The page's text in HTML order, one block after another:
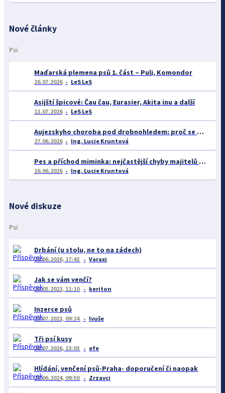
Nové články
Psi
Maďarská plemena psů 1. část – Puli, Komondor
26.07.2026 LeS LeS
Asijští špicové: Čau čau, Eurasier, Akita inu a další
11.07.2026 LeS LeS
Aujezskyho choroba pod drobnohledem: proč se o ní nyní mluví více než dříve
27.06.2026 Ing. Lucie Kruntová
Pes a příchod miminka: nejčastější chyby majitelů a jak se jim vyhnout
16.06.2026 Ing. Lucie Kruntová
Nové diskuze
Psi
Drbání (u stolu, ne to na zádech)
23.06.2026, 17:43 Varaxi
Jak se vám venčí?
26.05.2023, 11:10 keriton
Inzerce psů
13.07.2023, 09:24 Ivuše
Tři psí kusy
28.07.2026, 13:03 efe
Hlídání, venčení psů-Praha- doporučení či naopak
28.06.2024, 09:50 Zrzavci